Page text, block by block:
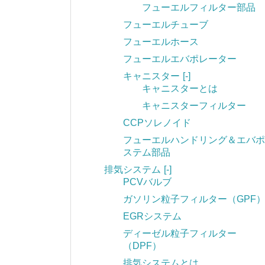
フューエルフィルター部品
フューエルチューブ
フューエルホース
フューエルエバポレーター
キャニスター [-]
キャニスターとは
キャニスターフィルター
CCPソレノイド
フューエルハンドリング＆エバ
ステム部品
排気システム [-]
PCVバルブ
ガソリン粒子フィルター（GPF）
EGRシステム
ディーゼル粒子フィルター
（DPF）